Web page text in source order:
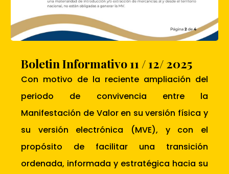
Boletin Informativo 11 / 12/ 2025
Con motivo de la reciente ampliación del
periodo de convivencia entre la
Manifestación de Valor en su versión física y
su versión electrónica (MVE), y con el
propósito de facilitar una transición
ordenada, informada y estratégica hacia su